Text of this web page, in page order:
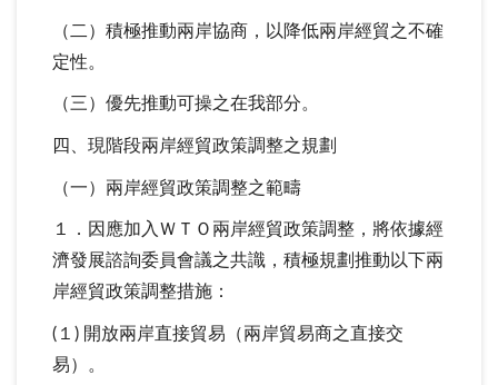
（二）積極推動兩岸協商，以降低兩岸經貿之不確
定性。
（三）優先推動可操之在我部分。
四、現階段兩岸經貿政策調整之規劃
（一）兩岸經貿政策調整之範疇
１．因應加入ＷＴＯ兩岸經貿政策調整，將依據經
濟發展諮詢委員會議之共識，積極規劃推動以下兩
岸經貿政策調整措施：
(１) 開放兩岸直接貿易（兩岸貿易商之直接交
易）。